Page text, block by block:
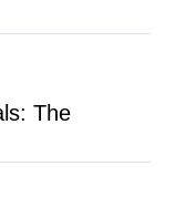
The